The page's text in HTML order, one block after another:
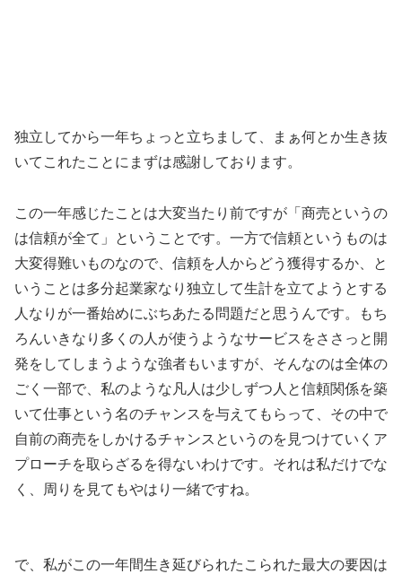
独立してから一年ちょっと立ちまして、まぁ何とか生き抜
いてこれたことにまずは感謝しております。
この一年感じたことは大変当たり前ですが「商売というの
は信頼が全て」ということです。一方で信頼というものは
大変得難いものなので、信頼を人からどう獲得するか、と
いうことは多分起業家なり独立して生計を立てようとする
人なりが一番始めにぶちあたる問題だと思うんです。もち
ろんいきなり多くの人が使うようなサービスをささっと開
発をしてしまうような強者もいますが、そんなのは全体の
ごく一部で、私のような凡人は少しずつ人と信頼関係を築
いて仕事という名のチャンスを与えてもらって、その中で
自前の商売をしかけるチャンスというのを見つけていくア
プローチを取らざるを得ないわけです。それは私だけでな
く、周りを見てもやはり一緒ですね。
で、私がこの一年間生き延びられたこられた最大の要因は